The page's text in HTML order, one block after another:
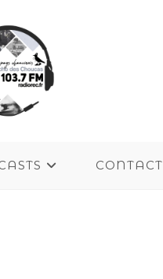
CONTACT